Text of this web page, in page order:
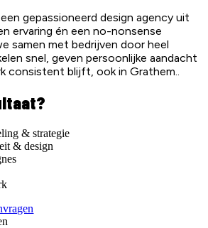
gepassioneerd design agency uit
ervaring én een no-nonsense
samen met bedrijven door heel
snel, geven persoonlijke aandacht
consistent blijft, ook in Grathem..
& strategie
& design